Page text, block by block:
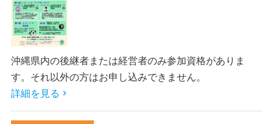
沖縄県内の後継者または経営者のみ参加資格がありま
す。それ以外の方はお申し込みできません。
詳細を見る